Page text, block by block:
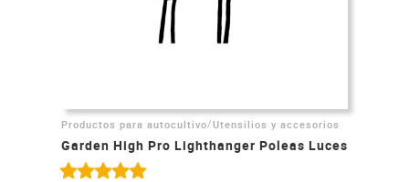
Productos para autocultivo/Utensilios y accesorios
Garden High Pro Lighthanger Poleas Luces